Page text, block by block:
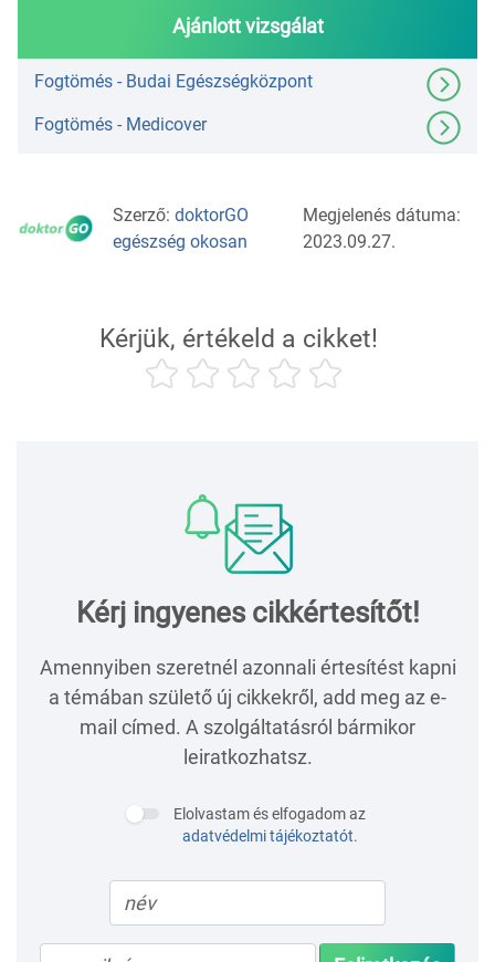
Ajánlott vizsgálat
Fogtömés - Budai Egészségközpont
Fogtömés - Medicover
Szerző: doktorGO
egészség okosan
Megjelenés dátuma:
2023.09.27.
Kérjük, értékeld a cikket!
Kérj ingyenes cikkértesítőt!
Amennyiben szeretnél azonnali értesítést kapni
a témában születő új cikkekről, add meg az e-
mail címed. A szolgáltatásról bármikor
leiratkozhatsz.
Elolvastam és elfogadom az
adatvédelmi tájékoztatót.